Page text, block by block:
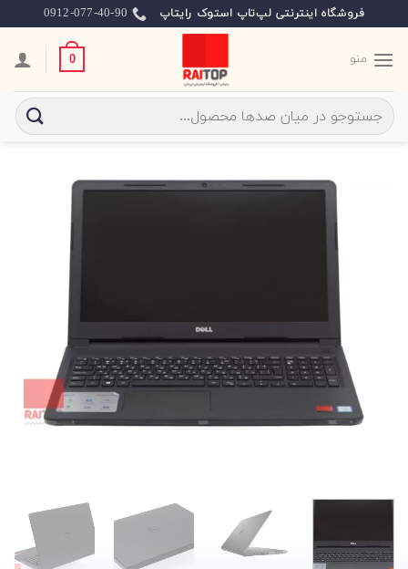
to
content
فروشگاه اینترنتی لپ‌تاپ استوک رایتاپ 0912-077-40-90
منو 0
جستجو
برای: